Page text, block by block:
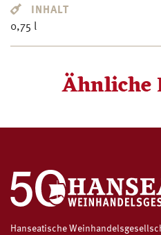
INHALT
0,75 l
Ähnliche
Hanseatische